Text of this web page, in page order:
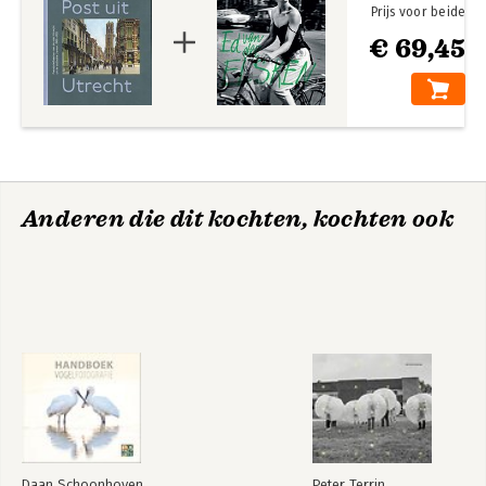
€ 69,45
Prijs voor beide
Anderen die dit kochten, kochten ook